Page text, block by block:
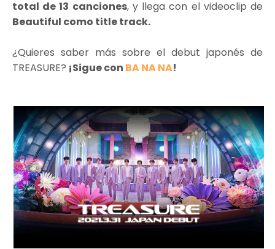
total de 13 canciones, y llega con el videoclip de
Beautiful como title track.
¿Quieres saber más sobre el debut japonés de
TREASURE? ¡Sigue con BA NA NA!